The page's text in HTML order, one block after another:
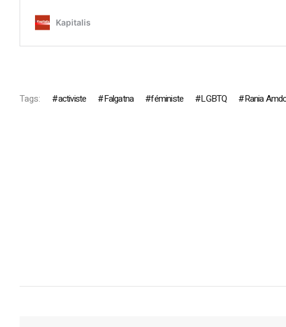
Tags: activiste Falgatna féministe LGBTQ Rania